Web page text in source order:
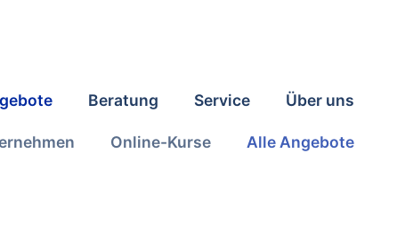
Online-Kurse Alle Angebote
Beratung Service Über uns